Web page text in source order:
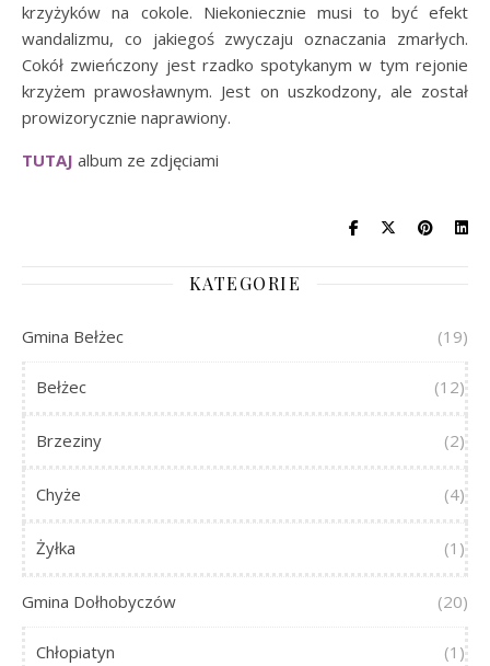
krzyżyków na cokole. Niekoniecznie musi to być efekt
wandalizmu, co jakiegoś zwyczaju oznaczania zmarłych.
Cokół zwieńczony jest rzadko spotykanym w tym rejonie
krzyżem prawosławnym. Jest on uszkodzony, ale został
prowizorycznie naprawiony.
TUTAJ album ze zdjęciami
KATEGORIE
Gmina Bełżec (19)
Bełżec (12)
Brzeziny (2)
Chyże (4)
Żyłka (1)
Gmina Dołhobyczów (20)
Chłopiatyn (1)